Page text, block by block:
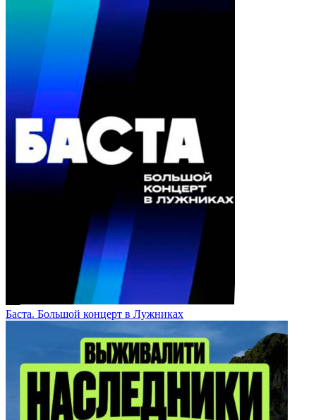
Баста. Большой концерт в Лужниках